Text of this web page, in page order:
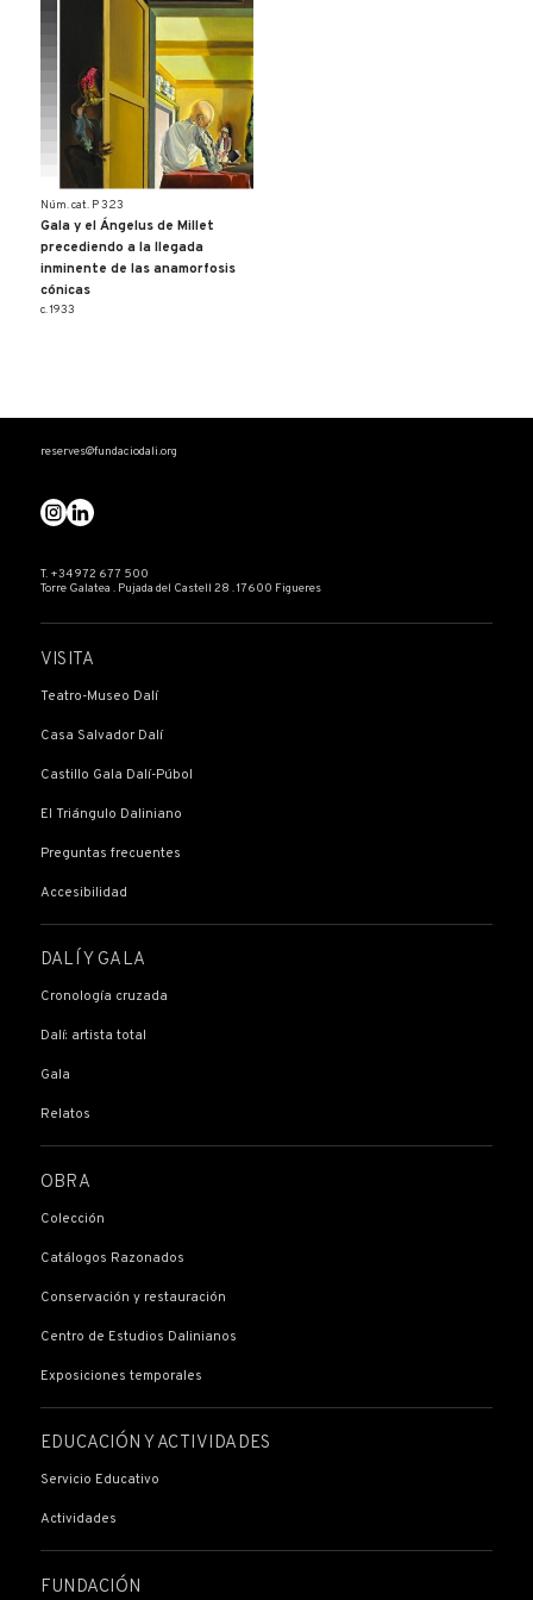
Núm. cat. P 323
Gala y el Ángelus de Millet
precediendo a la llegada
inminente de las anamorfosis
cónicas
c. 1933
reserves@fundaciodali.org
T. +34 972 677 500
Torre Galatea . Pujada del Castell 28 . 17600 Figueres
VISITA
Teatro-Museo Dalí
Casa Salvador Dalí
Castillo Gala Dalí-Púbol
El Triángulo Daliniano
Preguntas frecuentes
Accesibilidad
DALÍ Y GALA
Cronología cruzada
Dalí: artista total
Gala
Relatos
OBRA
Colección
Catálogos Razonados
Conservación y restauración
Centro de Estudios Dalinianos
Exposiciones temporales
EDUCACIÓN Y ACTIVIDADES
Servicio Educativo
Actividades
FUNDACIÓN